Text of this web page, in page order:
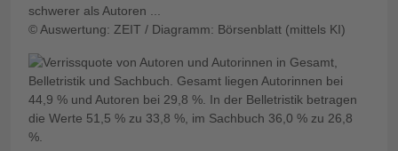
schwerer als Autoren ...
© Auswertung: ZEIT / Diagramm: Börsenblatt (mittels KI)